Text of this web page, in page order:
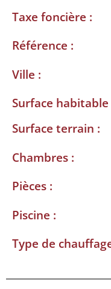
Taxe foncière :
Référence :
Ville :
Surface habitable
Surface terrain :
Chambres :
Pièces :
Piscine :
Type de